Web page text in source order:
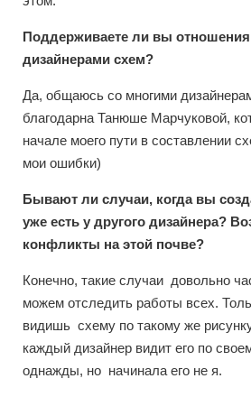
Поддерживаете ли вы отношения
дизайнерами схем?
Да, общаюсь со многими
благодарна Танюше Марчуковой,
начале моего пути в составлении
мои ошибки)
Бывают ли случаи, когда вы
уже есть у другого дизайнера?
конфликты на этой почве?
Конечно, такие случаи довольно
можем отследить работы всех.
видишь схему по такому же
каждый дизайнер видит его по
однажды, но начинала его не я.